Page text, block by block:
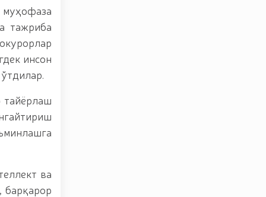
муҳофаза
тажриба
инсон
тайёрлаш
ва